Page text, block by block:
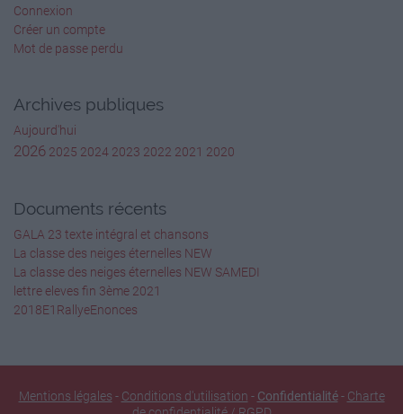
A = 8 cm²
A = ( 6 x 6 ) = 36
36 – 2 x 4 = 28
28 cm²
ou 4 cm² x 7 = 28 cm²
A = ( 6 x 6 ) = 36
A = 5 x 9 = 45
36 – 4 = 32 +4 = 36
A = 36 cm²
http://www.i-profs.fr
Connexion
Créer un compte
Mot de passe perdu
Archives publiques
Aujourd'hui
2026 2025 2024 2023 2022 2021 2020
Documents récents
GALA 23 texte intégral et chansons
La classe des neiges éternelles NEW
La classe des neiges éternelles NEW SAMEDI
lettre eleves fin 3ème 2021
2018E1RallyeEnonces
Mentions légales - Conditions d'utilisation - Confidentialité- Charte